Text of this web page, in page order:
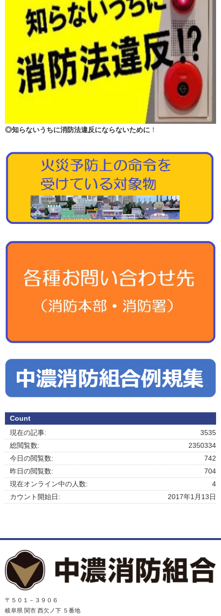
◎知らないうちに消防法違反にならないために ！
Count
3535
現在の記事:
2350334
総閲覧数:
742
今日の閲覧数:
704
昨日の閲覧数:
4
現在オンライン中の人数:
2017年1月13日
カウント開始日:
〒５０１－３９０６
岐阜県 関市 西欠ノ下 ５番地